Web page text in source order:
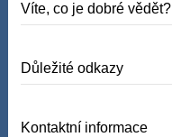
Víte, co je dobré vědět?
Důležité odkazy
Kontaktní informace